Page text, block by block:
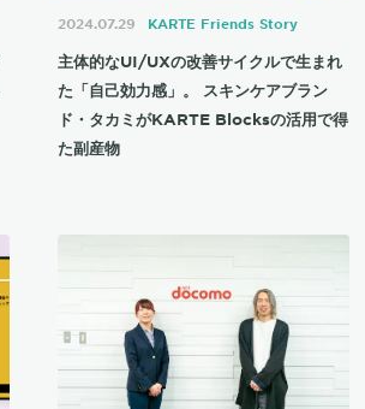
2024.07.29 KARTE Friends Story
主体的なUI/UXの改善サイクルで生まれ
た「自己効力感」。 スキンケアブラン
ド・タカミがKARTE Blocksの活用で得
た副産物